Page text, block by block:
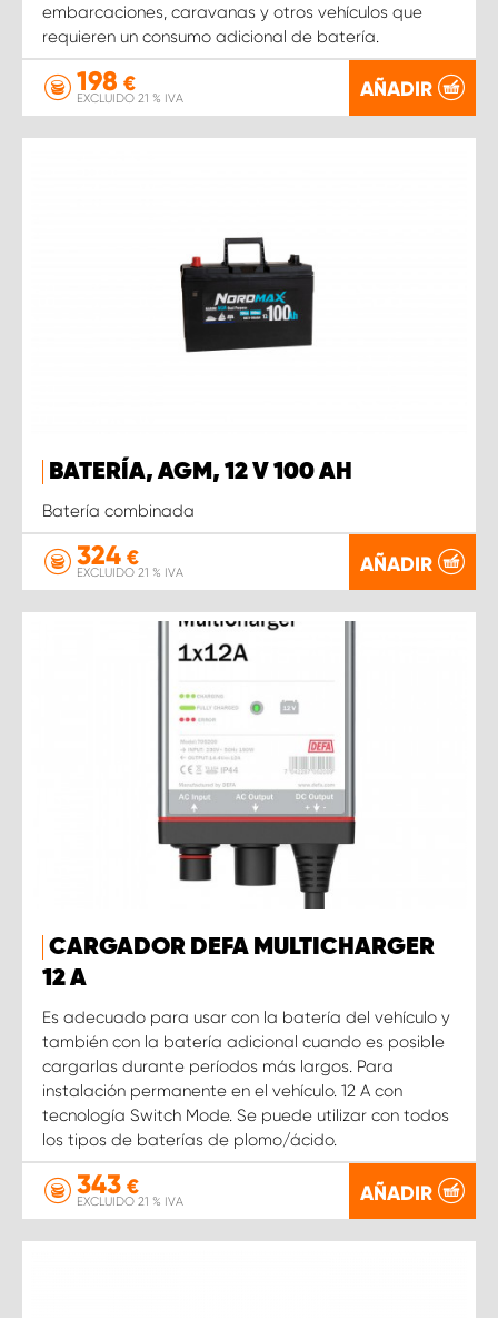
embarcaciones, caravanas y otros vehículos que
requieren un consumo adicional de batería.
198 €
EXCLUIDO 21 % IVA AÑADIR
BATERÍA, AGM, 12 V 100 AH
Batería combinada
324 €
EXCLUIDO 21 % IVA AÑADIR
CARGADOR DEFA MULTICHARGER
12 A
Es adecuado para usar con la batería del vehículo y
también con la batería adicional cuando es posible
cargarlas durante períodos más largos. Para
instalación permanente en el vehículo. 12 A con
tecnología Switch Mode. Se puede utilizar con todos
los tipos de baterías de plomo/ácido.
343 €
EXCLUIDO 21 % IVA AÑADIR